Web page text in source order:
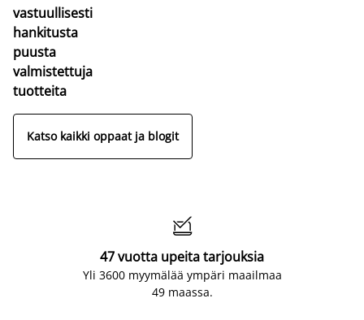
vastuullisesti
hankitusta
puusta
valmistettuja
tuotteita
Katso kaikki oppaat ja blogit

47 vuotta upeita tarjouksia
Yli 3600 myymälää ympäri maailmaa
49 maassa.